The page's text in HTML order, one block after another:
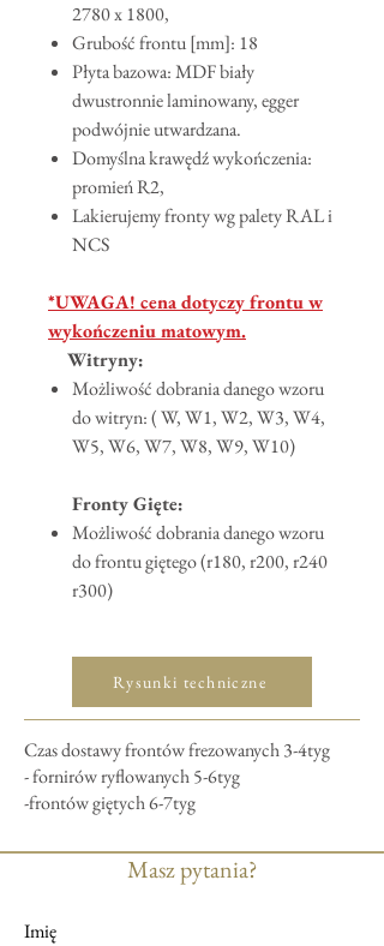
2780 x 1800,
Grubość frontu [mm]: 18
Płyta bazowa: MDF biały
dwustronnie laminowany, egger
podwójnie utwardzana.
Domyślna krawędź wykończenia:
promień R2,
Lakierujemy fronty wg palety RAL i
NCS
*UWAGA! cena dotyczy frontu w
wykończeniu matowym.
Witryny:
Możliwość dobrania danego wzoru
do witryn: ( W, W1, W2, W3, W4,
W5, W6, W7, W8, W9, W10)
Fronty Gięte:
Możliwość dobrania danego wzoru
do frontu giętego (r180, r200, r240
r300)
Rysunki techniczne
Czas dostawy frontów frezowanych 3-4tyg
- fornirów ryflowanych 5-6tyg
-frontów giętych 6-7tyg
Masz pytania?
Imię